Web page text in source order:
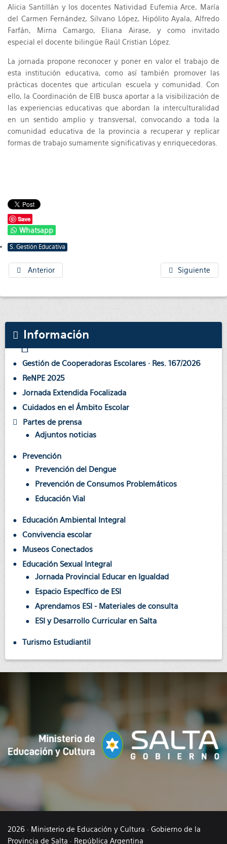
Alicia Santillán y los docentes Natividad Eufemia Arce, María
del Carmen Fernández, Silvano López, Hipólito Ayala, Alfredo
Farfán, Mirna Camargo, Eliana Airase, y como invitado
especial el docente bilingüe Raúl Cristian López.
La jornada propone reconocer y poner en valor el trabajo de
esta institución educativa, como así también promover las
prácticas docentes que articulan escuela y comunidad. Con
ello, la Coordinación de EIB busca aportar a la visibilización de
las experiencias educativas que abordan la interculturalidad
en un sentido amplio y transversal, convocando a toda la
comunidad educativa de la provincia a recuperar y replicar
formas de trabajo sumamente significativas y enriquecedoras.
Save
Whatsapp
S. Gestión Educativa
Anterior Siguiente
Información
Gestión de Cooperadoras Escolares · Res. 167/2026
ReNPE 2025
Jornada Extendida Focalizada
Cuidados en el Ámbito Escolar
Partes de prensa
Adjuntos noticias
Prevención
Prevención del Dengue
Prevención de Consumos Problemáticos
Educación Vial
Educación Ambiental Integral
Convivencia escolar
Museos Conectados
Educación Sexual Integral
Jornada Provincial Educar en Igualdad
Espacio Específico de ESI
Aprendamos ESI - Materiales de consulta
ESI y Desarrollo Curricular en Salta
Turismo Estudiantil
2026 · Ministerio de Educación y Cultura · Gobierno de la
Provincia de Salta · República Argentina